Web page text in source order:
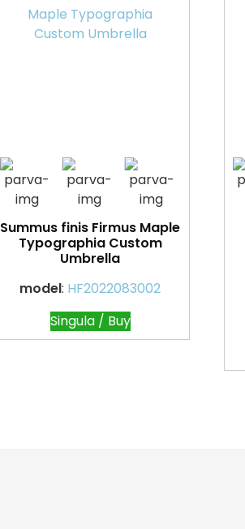
Summus finis Firmus Maple
Typographia Custom
Umbrella
model: HF2022083002
Singula / Buy